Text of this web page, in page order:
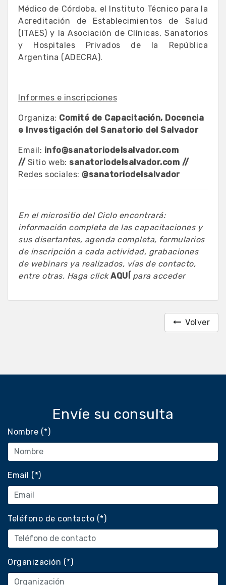
Médico de Córdoba, el Instituto Técnico para la
Acreditación de Establecimientos de Salud
(ITAES) y la Asociación de Clínicas, Sanatorios
y Hospitales Privados de la República
Argentina (ADECRA).
Informes e inscripciones
Organiza: Comité de Capacitación, Docencia
e Investigación del Sanatorio del Salvador
Email: info@sanatoriodelsalvador.com
// Sitio web: sanatoriodelsalvador.com //
Redes sociales: @sanatoriodelsalvador
En el micrositio del Ciclo encontrará:
información completa de las capacitaciones y
sus disertantes, agenda completa, formularios
de inscripción a cada actividad, grabaciones
de webinars ya realizados, vías de contacto,
entre otras. Haga click AQUÍ para acceder
Volver
Envíe su consulta
Nombre (*)
Email (*)
Teléfono de contacto (*)
Organización (*)